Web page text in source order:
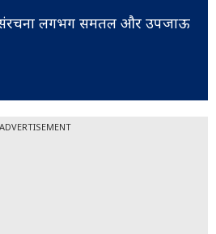
संरचना लगभग समतल और उपजाऊ
ADVERTISEMENT